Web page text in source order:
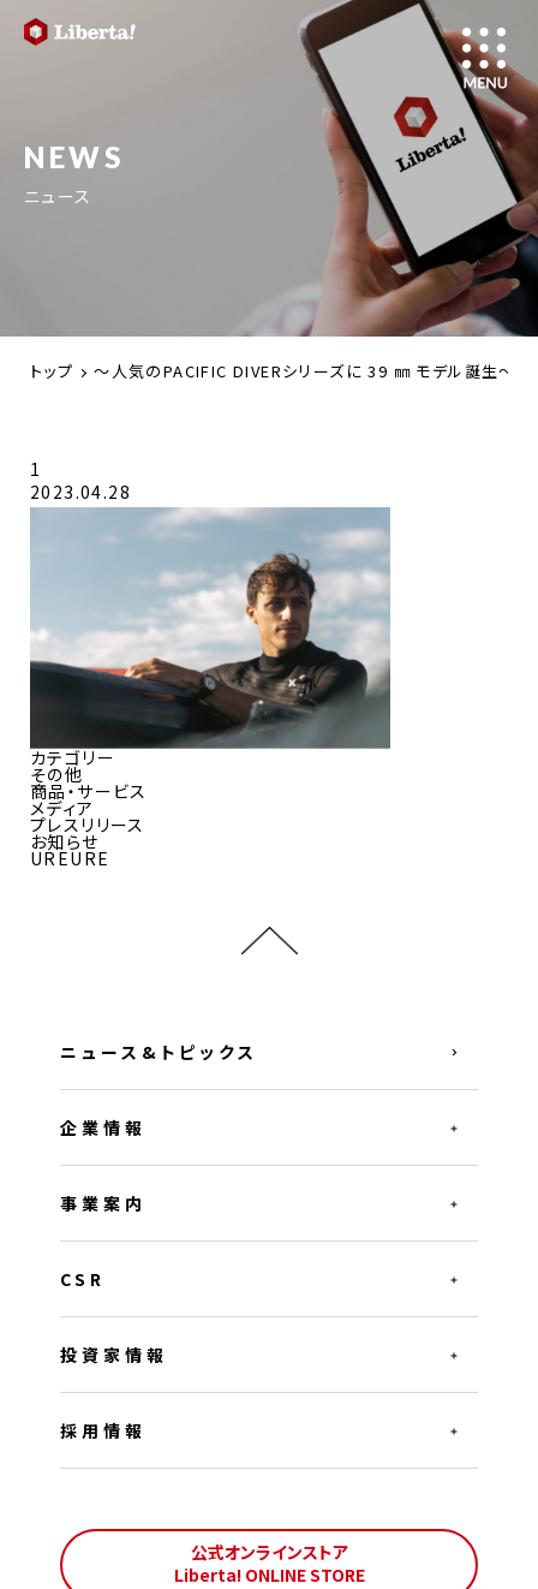
NEWS
ニュース
トップ ～人気のPACIFIC DIVERシリーズに 39 ㎜ モデル誕生～爽
1
2023.04.28
カテゴリー
その他
商品・サービス
メディア
プレスリリース
お知らせ
UREURE
ニュース&トピックス
企業情報
事業案内
CSR
投資家情報
採用情報
公式オンラインストア
Liberta! ONLINE STORE